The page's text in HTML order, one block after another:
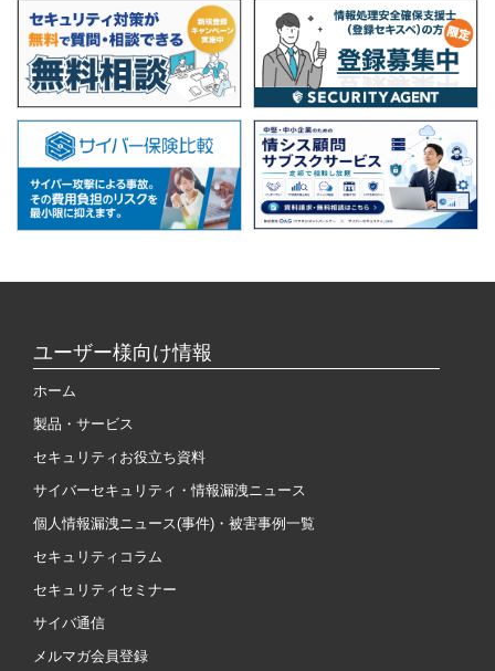
ユーザー様向け情報
ホーム
製品・サービス
セキュリティお役立ち資料
サイバーセキュリティ・情報漏洩ニュース
個人情報漏洩ニュース(事件)・被害事例一覧
セキュリティコラム
セキュリティセミナー
サイバ通信
メルマガ会員登録